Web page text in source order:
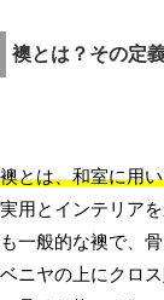
襖とは？その定
襖とは、和室に用
実用とインテリア
も一般的な襖で、
ベニヤの上にクロ